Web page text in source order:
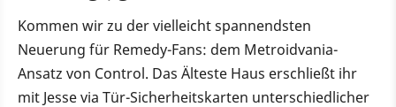
Kommen wir zu der vielleicht spannendsten
Neuerung für Remedy-Fans: dem Metroidvania-
Ansatz von Control. Das Älteste Haus erschließt ihr
mit Jesse via Tür-Sicherheitskarten unterschiedlicher